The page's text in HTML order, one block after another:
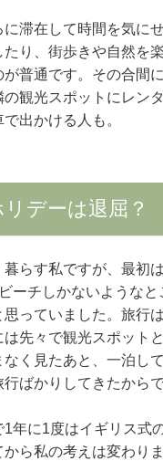
に滞在して時間を気に
り、街歩きや自然を
が普通です。その合間
の観光スポットにレン
出かける人も。
デーは退屈？
らす私ですが、最初
ーチしかないようなと
思っていました。旅行
先々で観光スポット
なく見たあと、一泊し
ばかりしてきたからで
1年に1度はイギリス式
から私の考えは変わり